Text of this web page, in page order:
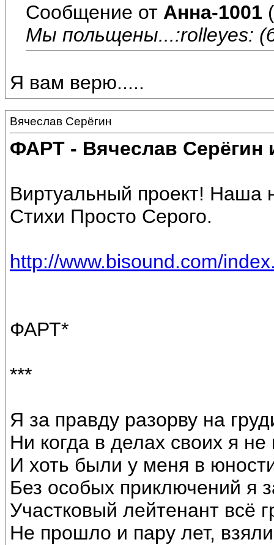
Сообщение от Анна-1001
Мы польщены...:rolleyes:
Я вам верю.....
Вячеслав Серёгин
ФАРТ - Вячеслав
Виртуальный проект! Наша
Стихи Просто Серого.
http://www.bisound.com/
ФАРТ*
***
Я за правду разорву на
Ни когда в делах своих я не
И хоть были у меня в
Без особых приключений я
Участковый лейтенант всё
Не прошло и пару лет,